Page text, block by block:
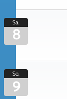
Sa.
8
So.
9